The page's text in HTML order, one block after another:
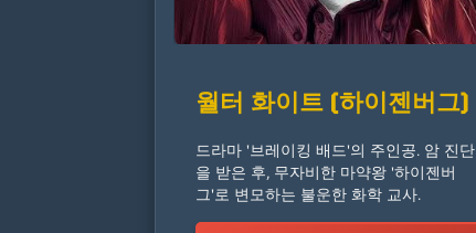
월터 화이트 (하이젠버그)
드라마 '브레이킹 배드'의 주인공. 암 진단
을 받은 후, 무자비한 마약왕 '하이젠버
그'로 변모하는 불운한 화학 교사.